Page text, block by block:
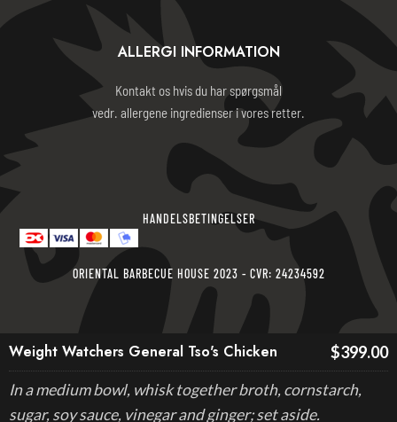
ALLERGI INFORMATION
Kontakt os hvis du har spørgsmål
vedr. allergene ingredienser i vores retter.
HANDELSBETINGELSER
ORIENTAL BARBECUE HOUSE 2023 - CVR: 24234592
Weight Watchers General Tso's Chicken $399.00
In a medium bowl, whisk together broth, cornstarch,
sugar, soy sauce, vinegar and ginger; set aside.